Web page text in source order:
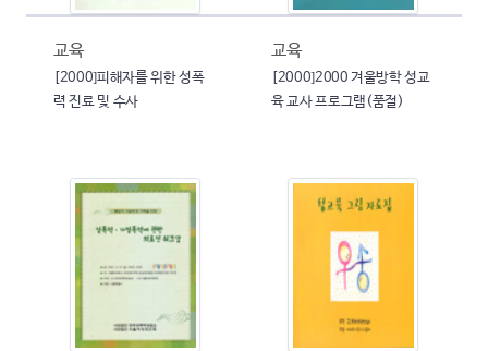
교육
[2000]피해자를 위한 성폭
력 진료 및 수사
교육
[2000]2000 겨울방학 성교
육 교사 프로그램(품절)